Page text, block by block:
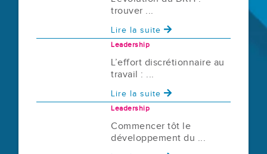
trouver ...
Lire la suite
Leadership
L’effort discrétionnaire au
travail : ...
Lire la suite
Leadership
Commencer tôt le
développement du ...